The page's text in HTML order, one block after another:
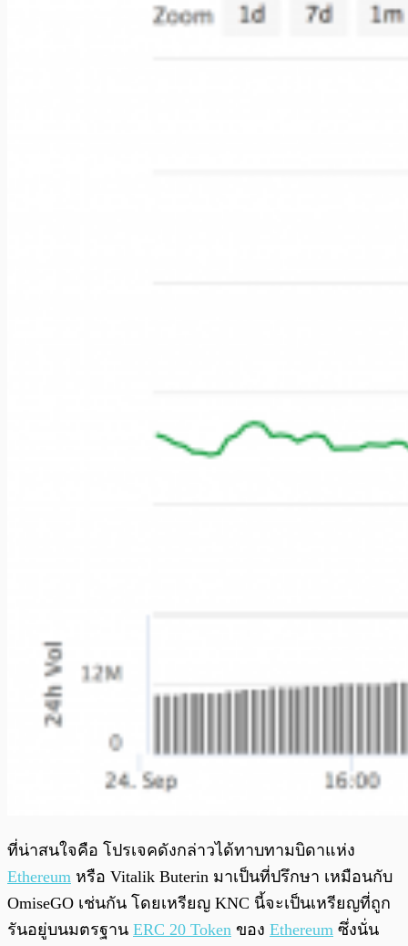
ที่น่าสนใจคือ โปรเจคดังกล่าวได้ทาบทามบิดาแห่ง
Ethereum หรือ Vitalik Buterin มาเป็นที่ปรึกษา เหมือนกับ
OmiseGO เช่นกัน โดยเหรียญ KNC นี้จะเป็นเหรียญที่ถูก
รันอยู่บนมตรฐาน ERC 20 Token ของ Ethereum ซึ่งนั่น